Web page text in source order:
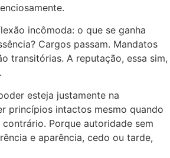
incômoda: o que se ganha
Cargos passam. Mandatos
transitórias. A reputação, essa sim,
esteja justamente na
princípios intactos mesmo quando
Porque autoridade sem
e aparência, cedo ou tarde,